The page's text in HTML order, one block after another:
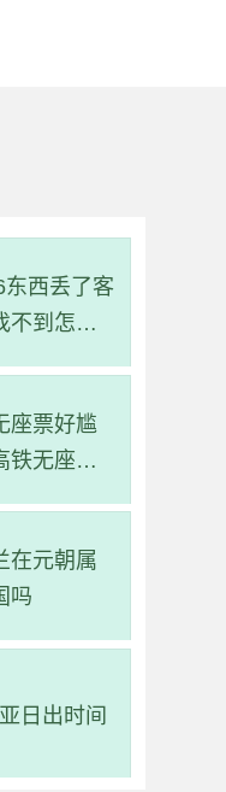
东西丢了客
不到怎么
座票好尴
铁无座票
在元朝属
吗
日出时间